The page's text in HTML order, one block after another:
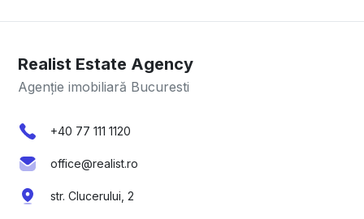
Realist Estate Agency
Agenție imobiliară Bucuresti
+40 77 111 1120
office@realist.ro
str. Clucerului, 2